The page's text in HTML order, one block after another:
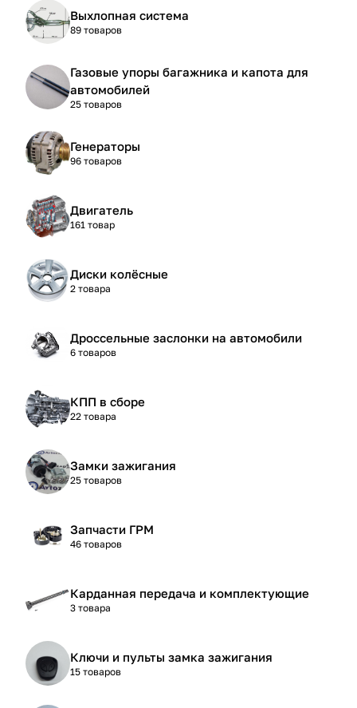
Выхлопная система
89 товаров
Газовые упоры багажника и капота для
автомобилей
25 товаров
Генераторы
96 товаров
Двигатель
161 товар
Диски колёсные
2 товара
Дроссельные заслонки на автомобили
6 товаров
КПП в сборе
22 товара
Замки зажигания
25 товаров
Запчасти ГРМ
46 товаров
Карданная передача и комплектующие
3 товара
Ключи и пульты замка зажигания
15 товаров